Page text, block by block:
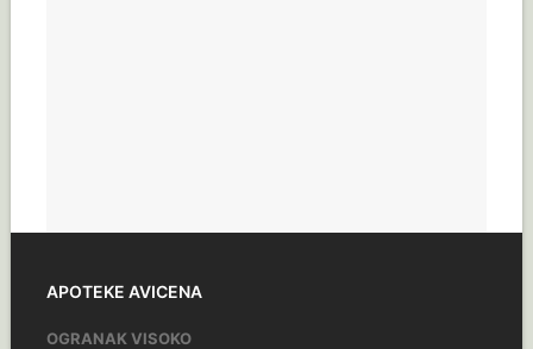
APOTEKE AVICENA
OGRANAK VISOKO